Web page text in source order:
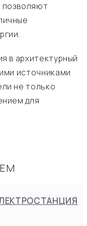
позволяют
в архитектурный
источниками
не только
для